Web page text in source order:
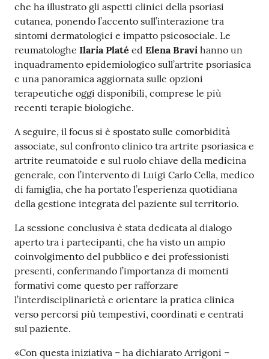
che ha illustrato gli aspetti clinici della psoriasi
cutanea, ponendo l’accento sull’interazione tra
sintomi dermatologici e impatto psicosociale. Le
reumatologhe Ilaria Platé ed Elena Bravi hanno un
inquadramento epidemiologico sull’artrite psoriasica
e una panoramica aggiornata sulle opzioni
terapeutiche oggi disponibili, comprese le più
recenti terapie biologiche.
A seguire, il focus si è spostato sulle comorbidità
associate, sul confronto clinico tra artrite psoriasica e
artrite reumatoide e sul ruolo chiave della medicina
generale, con l’intervento di Luigi Carlo Cella, medico
di famiglia, che ha portato l’esperienza quotidiana
della gestione integrata del paziente sul territorio.
La sessione conclusiva è stata dedicata al dialogo
aperto tra i partecipanti, che ha visto un ampio
coinvolgimento del pubblico e dei professionisti
presenti, confermando l’importanza di momenti
formativi come questo per rafforzare
l’interdisciplinarietà e orientare la pratica clinica
verso percorsi più tempestivi, coordinati e centrati
sul paziente.
«Con questa iniziativa – ha dichiarato Arrigoni –